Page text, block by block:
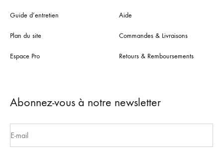
Guide d’entretien
Plan du site
Espace Pro
Aide
Commandes & Livraisons
Retours & Remboursements
Abonnez-vous à notre newsletter